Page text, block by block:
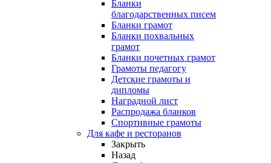
Бланки
благодарственных писем
Бланки грамот
Бланки похвальных
грамот
Бланки почетных грамот
Грамоты педагогу
Детские грамоты и
дипломы
Наградной лист
Распродажа бланков
Спортивные грамоты
Для кафе и ресторанов
Закрыть
Назад